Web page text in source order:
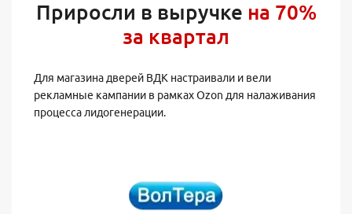
Приросли в выручке на 70%
за квартал
Для магазина дверей ВДК настраивали и вели
рекламные кампании в рамках Ozon для налаживания
процесса лидогенерации.